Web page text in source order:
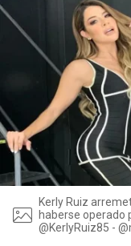
Kerly Ruiz
haberse operado
@KerlyRuiz85 -